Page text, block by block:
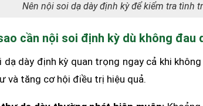
Nên nội soi dạ dày định kỳ để kiểm tra tình
cần nội soi định kỳ dù không đau
dạ dày định kỳ quan trọng ngay cả khi
và tăng cơ hội điều trị hiệu quả.